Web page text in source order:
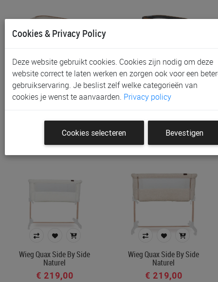
Wieg Maxi-Cosi Iora Plus Wieg Maxi-Cosi Iora Plus
Wieg Quax Side By Side
Naturel
€ 219,00
Wieg Quax Side By Side
Naturel
€ 219,00
Cookies & Privacy Policy
Deze website gebruikt cookies. Cookies zijn nodig om deze
website correct te laten werken en zorgen ook voor een
gebruikservaring. Je beslist zelf welke categorieën van
cookies je wenst te aanvaarden. Privacy policy
Cookies selecteren Bevestigen